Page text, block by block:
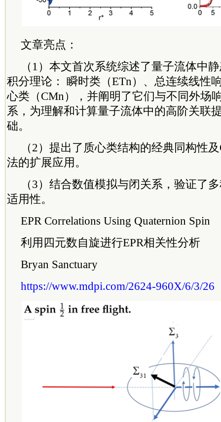
文章亮点：
（1）本文首次系统综述了量子流体中
积分理论： 瞬时类（ETn）、总连续线性
心类（CMn），并阐明了它们与不同外场
系，为理解和计算量子流体中的高阶关联
础。
（2）提出了质心类结构的经典同构性
法的扩展应用。
（3）结合数值模拟与闭关系，验证了
适用性。
EPR Correlations Using Quaternion Spin
利用四元数自旋进行EPR相关性分析
Bryan Sanctuary
https://www.mdpi.com/2624-960X/6/3/26